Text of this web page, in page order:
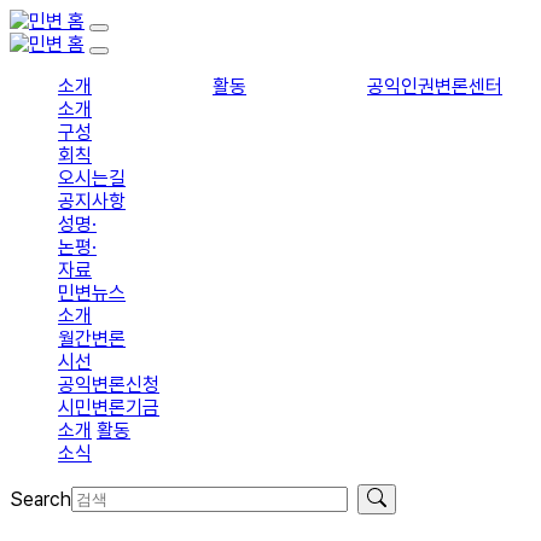
소개 활동
공익인권변론센터
소개
구성
회칙
오시는길
공지사항
성명·
논평·
자료
민변뉴스
소개
월간변론
시선
공익변론신청
시민변론기금
소개 활동
소식
Search